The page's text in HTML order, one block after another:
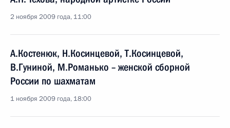
2 ноября 2009 года, 11:00
А.Костенюк, Н.Косинцевой, Т.Косинцевой,
В.Гуниной, М.Романько – женской сборной
России по шахматам
1 ноября 2009 года, 18:00